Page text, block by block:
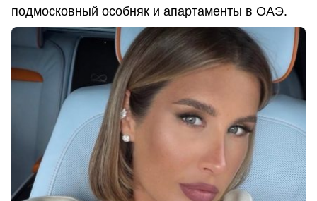
подмосковный особняк и апартаменты в ОАЭ.